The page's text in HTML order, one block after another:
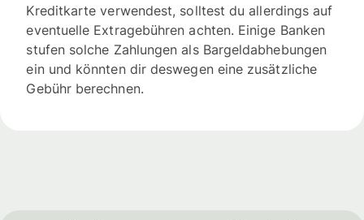
Kreditkarte verwendest, solltest du allerdings auf
eventuelle Extragebühren achten. Einige Banken
stufen solche Zahlungen als Bargeldabhebungen
ein und könnten dir deswegen eine zusätzliche
Gebühr berechnen.